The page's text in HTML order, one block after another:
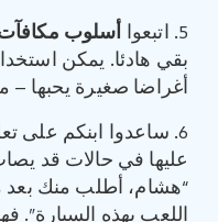
5. اتبعوا أسلوب
بقي هادئا. يمكن
أغراضا صغيرة يحبها –
6. ساعدوا ابنكم على تعلم
عليها في حالات قد
“هشام، أطلب منك
اللعب بهذه السيارة”.